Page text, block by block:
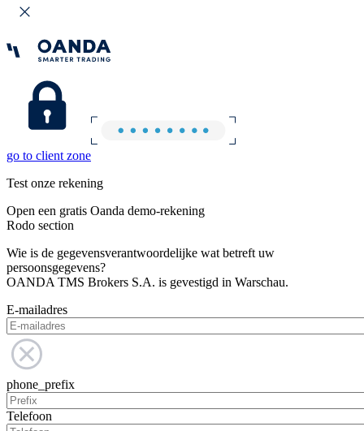
go to client zone
Test onze rekening
Open een gratis Oanda demo-rekening
Rodo section
Wie is de gegevensverantwoordelijke wat betreft uw
persoonsgegevens?
OANDA TMS Brokers S.A. is gevestigd in Warschau.
E-mailadres
phone_prefix
Telefoon